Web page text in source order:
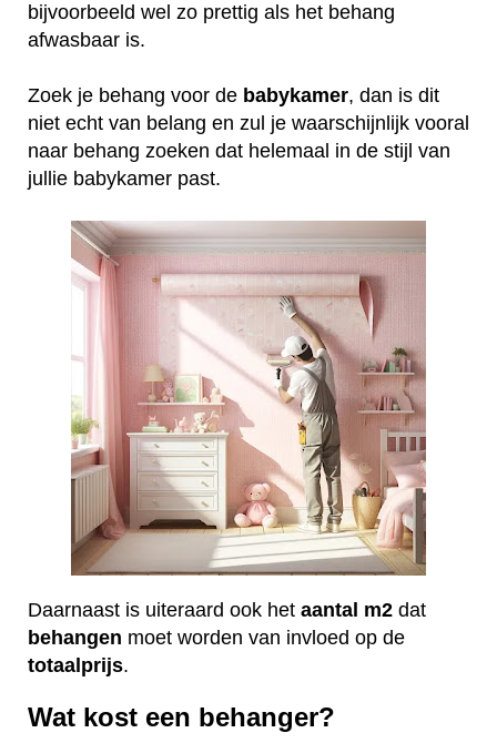
bijvoorbeeld wel zo prettig als het behang
afwasbaar is.
Zoek je behang voor de babykamer, dan is dit
niet echt van belang en zul je waarschijnlijk vooral
naar behang zoeken dat helemaal in de stijl van
jullie babykamer past.
Daarnaast is uiteraard ook het aantal m2 dat
behangen moet worden van invloed op de
totaalprijs.
Wat kost een behanger?